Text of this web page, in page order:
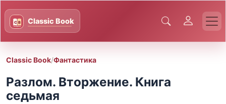
Classic Book/Фантастика
Разлом. Вторжение. Книга
седьмая